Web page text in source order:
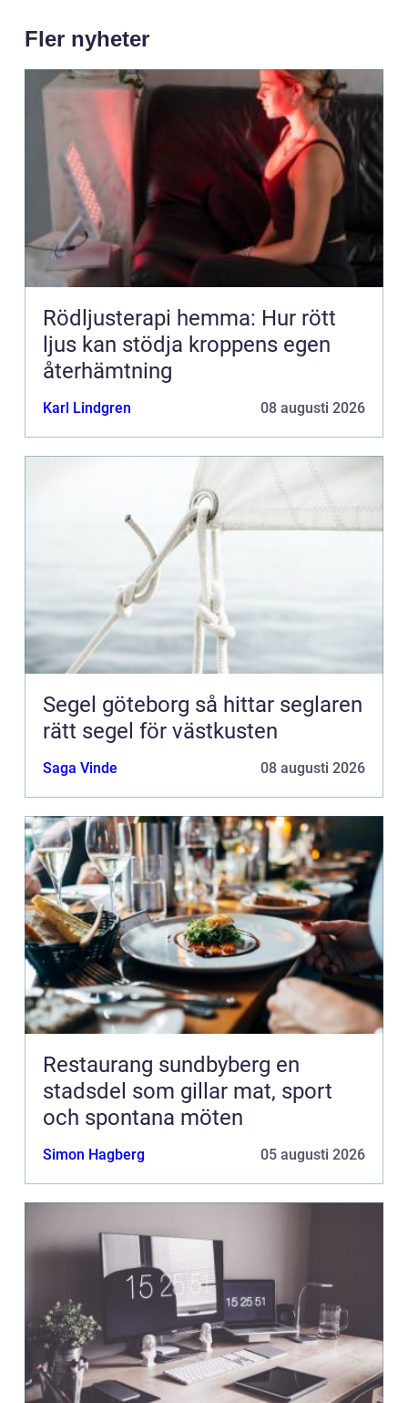
Fler nyheter
Rödljusterapi hemma: Hur rött
ljus kan stödja kroppens egen
återhämtning
Karl Lindgren 08 augusti 2026
Segel göteborg så hittar seglaren
rätt segel för västkusten
Saga Vinde 08 augusti 2026
Restaurang sundbyberg en
stadsdel som gillar mat, sport
och spontana möten
Simon Hagberg 05 augusti 2026